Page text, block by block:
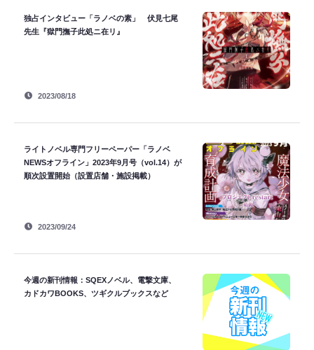
独占インタビュー「ラノベの素」 伏見七尾
先生『獄門撫子此処ニ在リ』
2023/08/18
ライトノベル専門フリーペーパー「ラノベ
NEWSオフライン」2023年9月号（vol.14）が
順次設置開始（設置店舗・施設掲載）
2023/09/24
今週の新刊情報：SQEXノベル、電撃文庫、
カドカワBOOKS、ツギクルブックスなど